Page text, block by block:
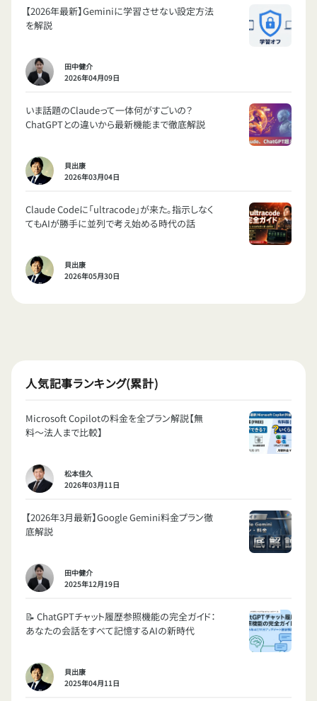
【2026年最新】Geminiに学習させない設定方法
を解説
田中健介
2026年04月09日
いま話題のClaudeって一体何がすごいの？
ChatGPTとの違いから最新機能まで徹底解説
貝出康
2026年03月04日
Claude Codeに「ultracode」が来た。指示しなく
てもAIが勝手に並列で考え始める時代の話
貝出康
2026年05月30日
人気記事ランキング(累計)
Microsoft Copilotの料金を全プラン解説【無
料〜法人まで比較】
松本佳久
2026年03月11日
【2026年3月最新】Google Gemini料金プラン徹
底解説
田中健介
2025年12月19日
📝 ChatGPTチャット履歴参照機能の完全ガイド：
あなたの会話をすべて記憶するAIの新時代
貝出康
2025年04月11日